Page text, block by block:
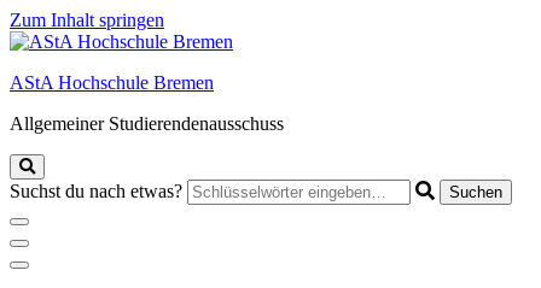
Zum Inhalt springen
AStA Hochschule Bremen
Allgemeiner Studierendenausschuss
Suchst du nach etwas?